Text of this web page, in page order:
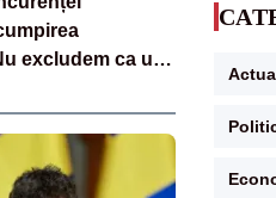
excludem ca unii